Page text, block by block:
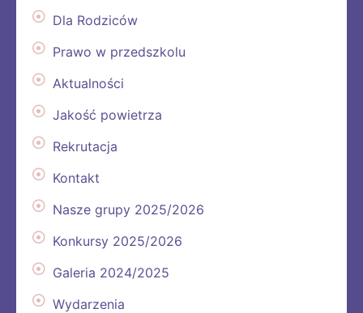
Dla Rodziców
Prawo w przedszkolu
Aktualności
Jakość powietrza
Rekrutacja
Kontakt
Nasze grupy 2025/2026
Konkursy 2025/2026
Galeria 2024/2025
Wydarzenia